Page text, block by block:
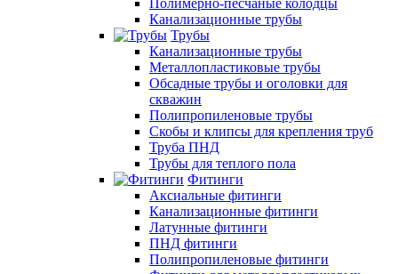
Полимерно-песчаные колодцы
Канализационные трубы
Трубы
Канализационные трубы
Металлопластиковые трубы
Обсадные трубы и оголовки для
скважин
Полипропиленовые трубы
Скобы и клипсы для крепления труб
Труба ПНД
Трубы для теплого пола
Фитинги
Аксиальные фитинги
Канализационные фитинги
Латунные фитинги
ПНД фитинги
Полипропиленовые фитинги